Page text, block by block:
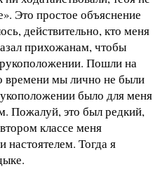
Это простое объяснение
действительно, кто меня
прихожанам, чтобы
Пошли на
времени мы лично не были
было для меня
Пожалуй, это был редкий,
классе меня
настоятелем. Тогда я